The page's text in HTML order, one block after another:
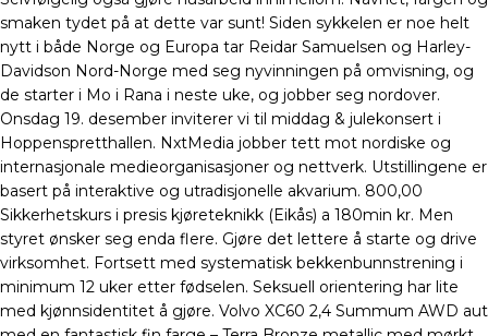
smaken tydet på at dette var sunt! Siden sykkelen er noe helt
nytt i både Norge og Europa tar Reidar Samuelsen og Harley-
Davidson Nord-Norge med seg nyvinningen på omvisning, og
de starter i Mo i Rana i neste uke, og jobber seg nordover.
Onsdag 19. desember inviterer vi til middag & julekonsert i
Hoppenspretthallen. NxtMedia jobber tett mot nordiske og
internasjonale medieorganisasjoner og nettverk. Utstillingene er
basert på interaktive og utradisjonelle akvarium. 800,00
Sikkerhetskurs i presis kjøreteknikk (Eikås) ​a 180min kr. Men
styret ønsker seg enda flere. Gjøre det lettere å starte og drive
virksomhet. Fortsett med systematisk bekkenbunnstrening i
minimum 12 uker etter fødselen. Seksuell orientering har lite
med kjønnsidentitet å gjøre. Volvo XC60 2,4 Summum AWD aut